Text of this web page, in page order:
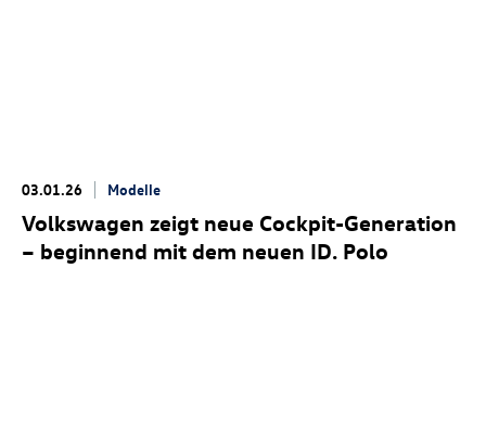
03.01.26 Modelle
Volkswagen zeigt neue Cockpit-Generation
– beginnend mit dem neuen ID. Polo